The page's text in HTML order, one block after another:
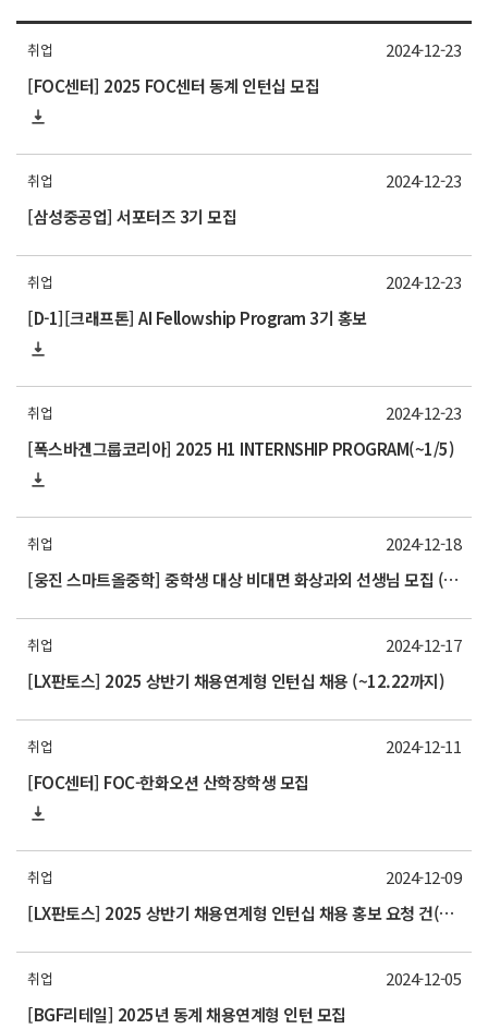
취업
[FOC센터] 2025 FOC센터 동계 인턴십 모집
2024-12-23
취업
[삼성중공업] 서포터즈 3기 모집
2024-12-23
취업
[D-1][크래프톤] AI Fellowship Program 3기 홍보
2024-12-23
취업
[폭스바겐그룹코리아] 2025 H1 INTERNSHIP PROGRAM(~1/5)
2024-12-23
취업
[웅진 스마트올중학] 중학생 대상 비대면 화상과외 선생님 모집 (~12/27)
2024-12-18
취업
[LX판토스] 2025 상반기 채용연계형 인턴십 채용 (~12.22까지)
2024-12-17
취업
[FOC센터] FOC-한화오션 산학장학생 모집
2024-12-11
취업
[LX판토스] 2025 상반기 채용연계형 인턴십 채용 홍보 요청 건(~12.22까지)
2024-12-09
취업
[BGF리테일] 2025년 동계 채용연계형 인턴 모집
2024-12-05